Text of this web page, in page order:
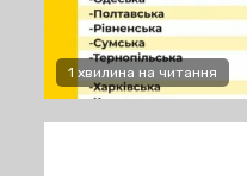
1 хвилина на читання